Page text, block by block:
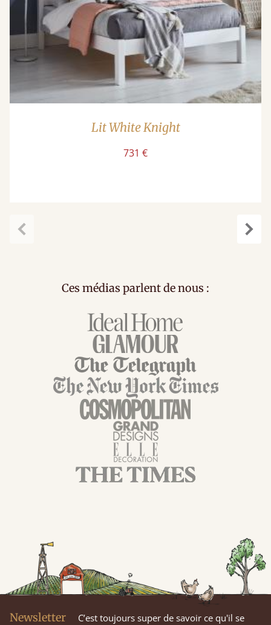
Lit White Knight
731 €
Ces médias parlent de nous :
Newsletter
C’est toujours super de savoir ce qu'il se